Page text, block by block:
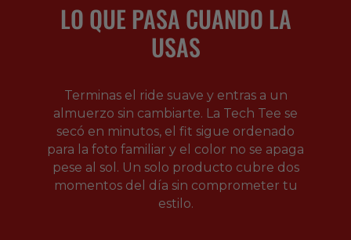
LO QUE PASA CUANDO LA
USAS
Terminas el ride suave y entras a un
almuerzo sin cambiarte. La Tech Tee se
secó en minutos, el fit sigue ordenado
para la foto familiar y el color no se apaga
pese al sol. Un solo producto cubre dos
momentos del día sin comprometer tu
estilo.